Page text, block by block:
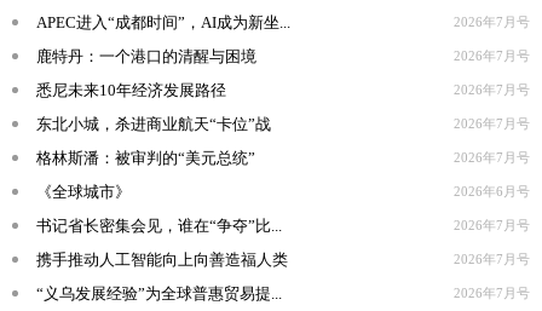
APEC进入“成都时间”，AI成为新坐... 2026年7月号
鹿特丹：一个港口的清醒与困境 2026年7月号
悉尼未来10年经济发展路径 2026年7月号
东北小城，杀进商业航天“卡位”战 2026年7月号
格林斯潘：被审判的“美元总统” 2026年7月号
《全球城市》 2026年6月号
书记省长密集会见，谁在“争夺”比... 2026年7月号
携手推动人工智能向上向善造福人类 2026年7月号
“义乌发展经验”为全球普惠贸易提... 2026年7月号